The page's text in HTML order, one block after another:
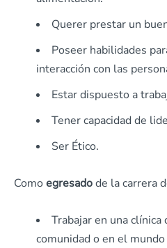
Querer prestar un
Poseer habilidades
interacción con las
Estar dispuesto a
Tener capacidad de
Ser Ético.
Como egresadode la carrera
Trabajar en una clínica
comunidad o en el